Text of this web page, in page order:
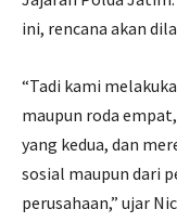
ini, rencana akan
“Tadi kami
maupun roda
yang kedua, dan
sosial maupun dari
perusahaan,” ujar